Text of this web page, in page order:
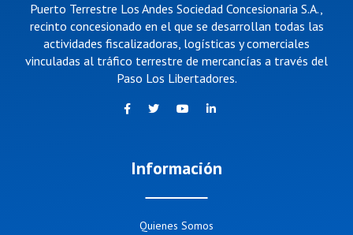
Puerto Terrestre Los Andes Sociedad Concesionaria S.A.,
recinto concesionado en el que se desarrollan todas las
actividades fiscalizadoras, logísticas y comerciales
vinculadas al tráfico terrestre de mercancías a través del
Paso Los Libertadores.
Información
Quienes Somos